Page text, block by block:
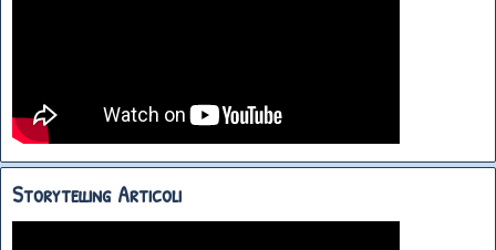
Storytelling Articoli